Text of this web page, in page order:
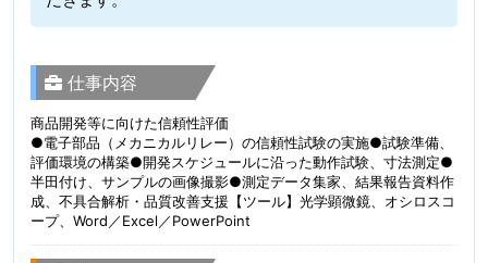
仕事内容
商品開発等に向けた信頼性評価
●電子部品（メカニカルリレー）の信頼性試験の実施●試験準備、
評価環境の構築●開発スケジュールに沿った動作試験、寸法測定●
半田付け、サンプルの画像撮影●測定データ集家、結果報告資料作
成、不具合解析・品質改善支援【ツール】光学顕微鏡、オシロスコ
ープ、Word／Excel／PowerPoint